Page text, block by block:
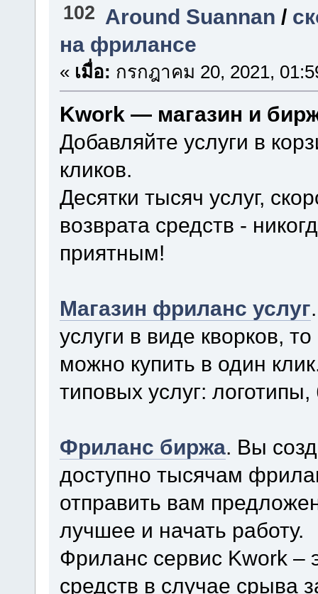
102 Around Suannan /
на фрилансе
« เมื่อ: กรกฎาคม 20, 2021,
Kwork — магазин и
Добавляйте услуги в
кликов.
Десятки тысяч услуг,
возврата средств -
приятным!
Магазин фриланс услуг
услуги в виде кворков,
можно купить в один
типовых услуг:
Фриланс биржа. Вы
доступно тысячам
отправить вам
лучшее и начать работу.
Фриланс сервис Kwork –
средств в случае срыва